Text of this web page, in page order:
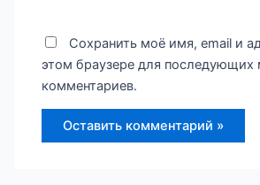
Сохранить моё имя, email и
этом браузере для последующих
комментариев.